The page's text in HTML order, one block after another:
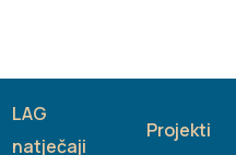
LAG
natječaji
Projekti